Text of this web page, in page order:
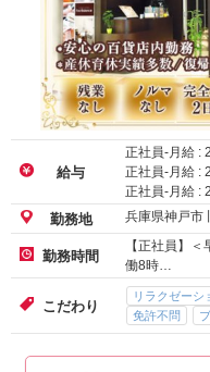
給与
正社員-月給 :
正社員-月給 :
正社員-月給 :
勤務地 兵庫県神戸市
勤務時間
【正社員】
働8時…
こだわり
リラクゼーシ
免許不問